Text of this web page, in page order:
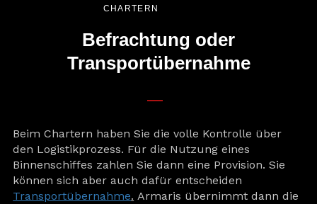
CHARTERN
Befrachtung oder
Transportübernahme
Beim Chartern haben Sie die volle Kontrolle über
den Logistikprozess. Für die Nutzung eines
Binnenschiffes zahlen Sie dann eine Provision. Sie
können sich aber auch dafür entscheiden
Transportübernahme. Armaris übernimmt dann die